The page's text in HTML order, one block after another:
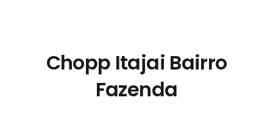
Chopp Itajai Bairro
Fazenda